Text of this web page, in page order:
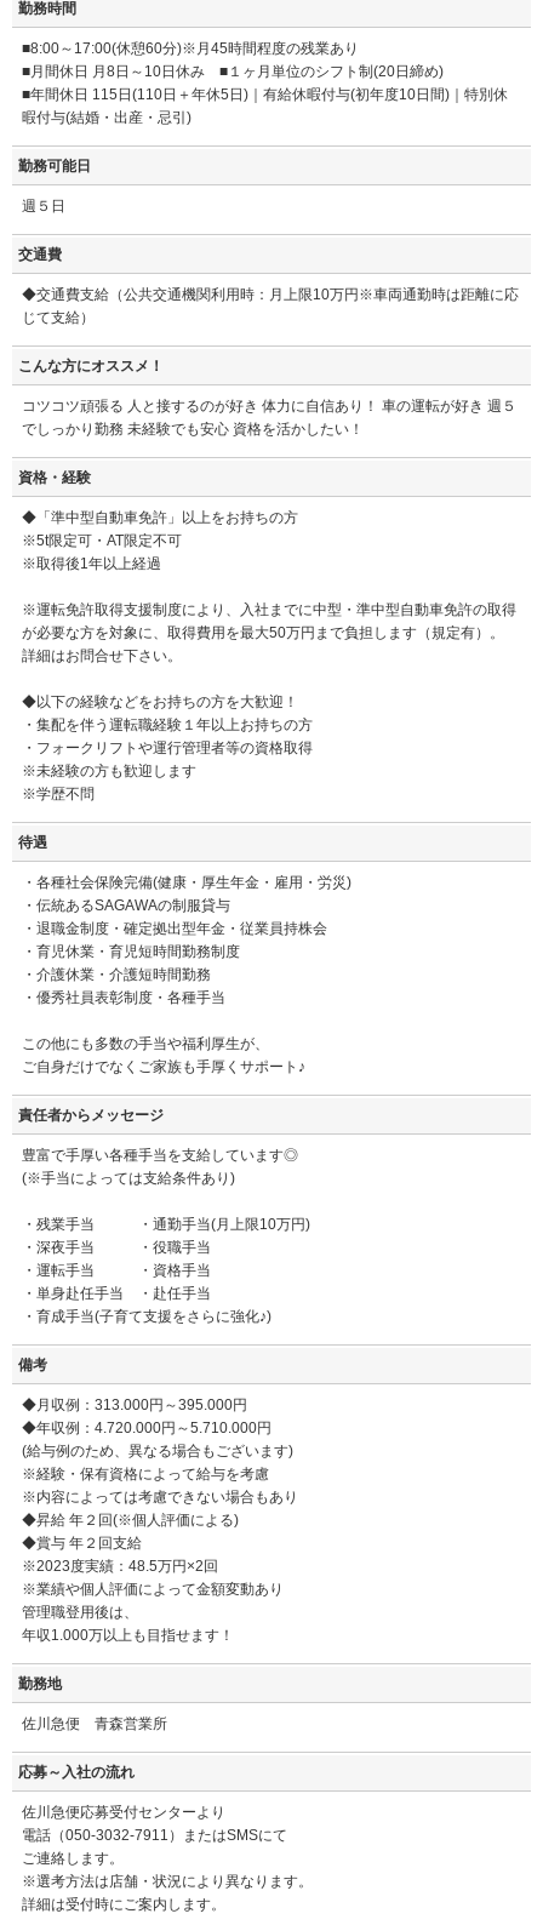
勤務時間
■8:00～17:00(休憩60分)※月45時間程度の残業あり
■月間休日 月8日～10日休み ■１ヶ月単位のシフト制(20日締め)
■年間休日 115日(110日＋年休5日)｜有給休暇付与(初年度10日間)｜特別休
暇付与(結婚・出産・忌引)
勤務可能日
週５日
交通費
◆交通費支給（公共交通機関利用時：月上限10万円※車両通勤時は距離に応
じて支給）
こんな方にオススメ！
コツコツ頑張る 人と接するのが好き 体力に自信あり！ 車の運転が好き 週５
でしっかり勤務 未経験でも安心 資格を活かしたい！
資格・経験
◆「準中型自動車免許」以上をお持ちの方
※5t限定可・AT限定不可
※取得後1年以上経過
※運転免許取得支援制度により、入社までに中型・準中型自動車免許の取得
が必要な方を対象に、取得費用を最大50万円まで負担します（規定有）。
詳細はお問合せ下さい。
◆以下の経験などをお持ちの方を大歓迎！
・集配を伴う運転職経験１年以上お持ちの方
・フォークリフトや運行管理者等の資格取得
※未経験の方も歓迎します
※学歴不問
待遇
・各種社会保険完備(健康・厚生年金・雇用・労災)
・伝統あるSAGAWAの制服貸与
・退職金制度・確定拠出型年金・従業員持株会
・育児休業・育児短時間勤務制度
・介護休業・介護短時間勤務
・優秀社員表彰制度・各種手当
この他にも多数の手当や福利厚生が、
ご自身だけでなくご家族も手厚くサポート♪
責任者からメッセージ
豊富で手厚い各種手当を支給しています◎
(※手当によっては支給条件あり)
・残業手当 ・通勤手当(月上限10万円)
・深夜手当 ・役職手当
・運転手当 ・資格手当
・単身赴任手当 ・赴任手当
・育成手当(子育て支援をさらに強化♪)
備考
◆月収例：313.000円～395.000円
◆年収例：4.720.000円～5.710.000円
(給与例のため、異なる場合もございます)
※経験・保有資格によって給与を考慮
※内容によっては考慮できない場合もあり
◆昇給 年２回(※個人評価による)
◆賞与 年２回支給
※2023度実績：48.5万円×2回
※業績や個人評価によって金額変動あり
管理職登用後は、
年収1.000万以上も目指せます！
勤務地
佐川急便 青森営業所
応募～入社の流れ
佐川急便応募受付センターより
電話（050-3032-7911）またはSMSにて
ご連絡します。
※選考方法は店舗・状況により異なります。
詳細は受付時にご案内します。